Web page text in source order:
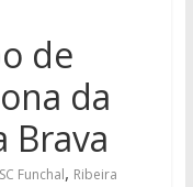
de
da
Brava
Funchal, Ribeira